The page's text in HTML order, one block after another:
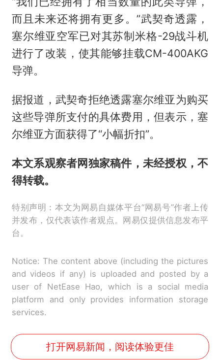
而且未来还将拥有更多。”武契奇透露，
塞尔维亚空军已对其苏制米格-29战斗机
进行了改装，使其能够挂载CM-400AKG
导弹。
据报道，武契奇拒绝透露塞尔维亚为购买
这些导弹所支付的具体费用，但表示，塞
尔维亚方面获得了“小幅折扣”。
本文系观察者网独家稿件，未经授权，不
得转载。
特别声明：本文为网易自媒体平台“网易号”作者上传
并发布，仅代表该作者观点。网易仅提供信息发布平
台。
Notice: The content above (including the pictures
and videos if any) is uploaded and posted by a
user of NetEase Hao, which is a social media
platform and only provides information storage
services.
打开网易新闻，阅读体验更佳